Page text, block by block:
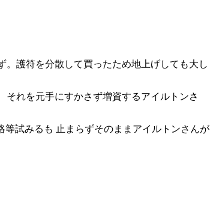
護符を分散して買ったため地上げしても大し
れを元手にすかさず増資するアイルトンさ
試みるも 止まらずそのままアイルトンさんが